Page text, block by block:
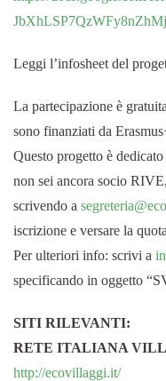
Leggi l’infosheet del
La partecipazione è
sono finanziati da
Questo progetto è
non sei ancora socio
scrivendo a
iscrizione e versare la
Per ulteriori info: scrivi a
specificando in oggetto
SITI RILEVANTI:
RETE ITALIANA
http://ecovillaggi.it/